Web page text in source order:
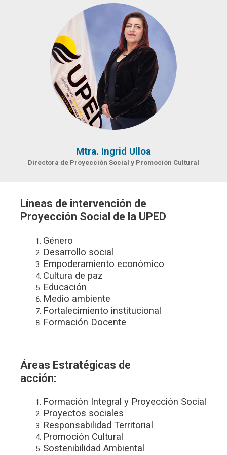
Mtra. Ingrid Ulloa
Directora de Proyección Social y Promoción Cultural
Líneas de intervención de
Proyección Social de la UPED
Género
Desarrollo social
Empoderamiento económico
Cultura de paz
Educación
Medio ambiente
Fortalecimiento institucional
Formación Docente
Áreas Estratégicas de
acción:
Formación Integral y Proyección Social
Proyectos sociales
Responsabilidad Territorial
Promoción Cultural
Sostenibilidad Ambiental